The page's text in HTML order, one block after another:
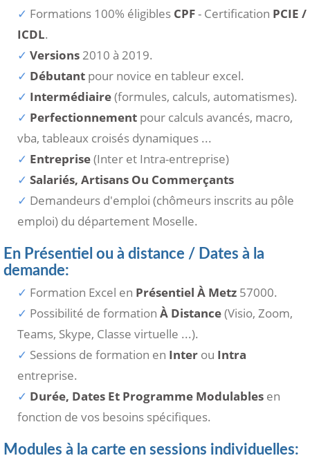
Formations 100% éligibles CPF- Certification PCIE /
ICDL.
Versions2010 à 2019.
Débutant pour novice en tableur excel.
Intermédiaire(formules, calculs, automatismes).
Perfectionnement pour calculs avancés, macro,
vba, tableaux croisés dynamiques ...
Entreprise(Inter et Intra-entreprise)
Salariés, Artisans Ou Commerçants
Demandeurs d'emploi (chômeurs inscrits au pôle
emploi) du département Moselle.
En Présentiel ou à distance / Dates à la
demande:
Formation Excel en Présentiel À Metz 57000.
Possibilité de formation À Distance(Visio, Zoom,
Teams, Skype, Classe virtuelle ...).
Sessions de formation en Inter ou Intra
entreprise.
Durée, Dates Et Programme Modulables en
fonction de vos besoins spécifiques.
Modules à la carte en sessions individuelles: